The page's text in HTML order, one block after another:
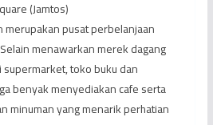
(Jamtos)
merupakan pusat perbelanjaan
menawarkan merek dagang
toko buku dan
benyak menyediakan cafe serta
minuman yang menarik perhatian